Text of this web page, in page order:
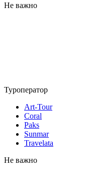
Не важно
Туроператор
Art-Tour
Coral
Paks
Sunmar
Travelata
Не важно